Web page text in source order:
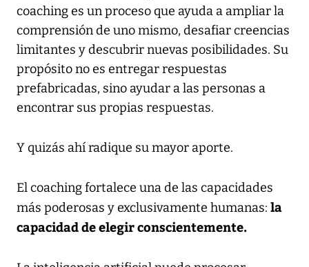
coaching es un proceso que ayuda a ampliar la
comprensión de uno mismo, desafiar creencias
limitantes y descubrir nuevas posibilidades. Su
propósito no es entregar respuestas
prefabricadas, sino ayudar a las personas a
encontrar sus propias respuestas.
Y quizás ahí radique su mayor aporte.
El coaching fortalece una de las capacidades
más poderosas y exclusivamente humanas: la
capacidad de elegir conscientemente.